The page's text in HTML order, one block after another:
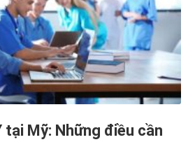
tại Mỹ: Những điều cần